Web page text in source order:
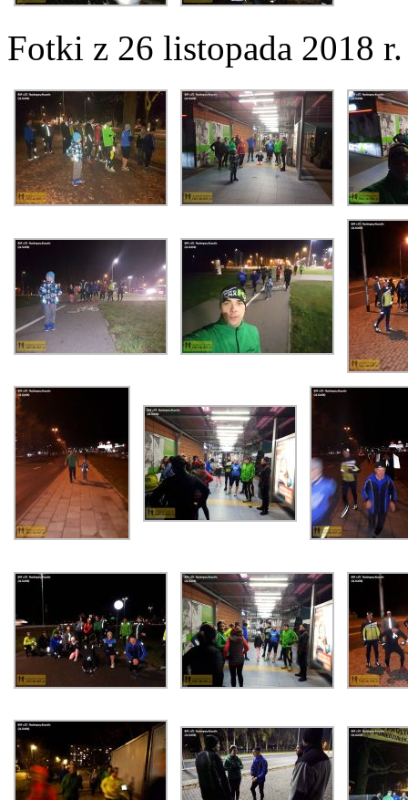
Fotki z 26 listopada 2018